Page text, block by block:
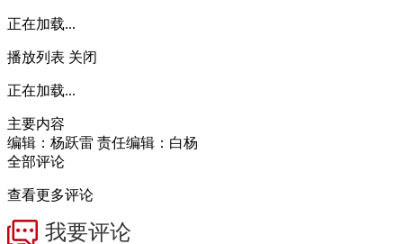
正在加载...
播放列表 关闭
正在加载...
主要内容
编辑：杨跃雷 责任编辑：白杨
全部评论
查看更多评论